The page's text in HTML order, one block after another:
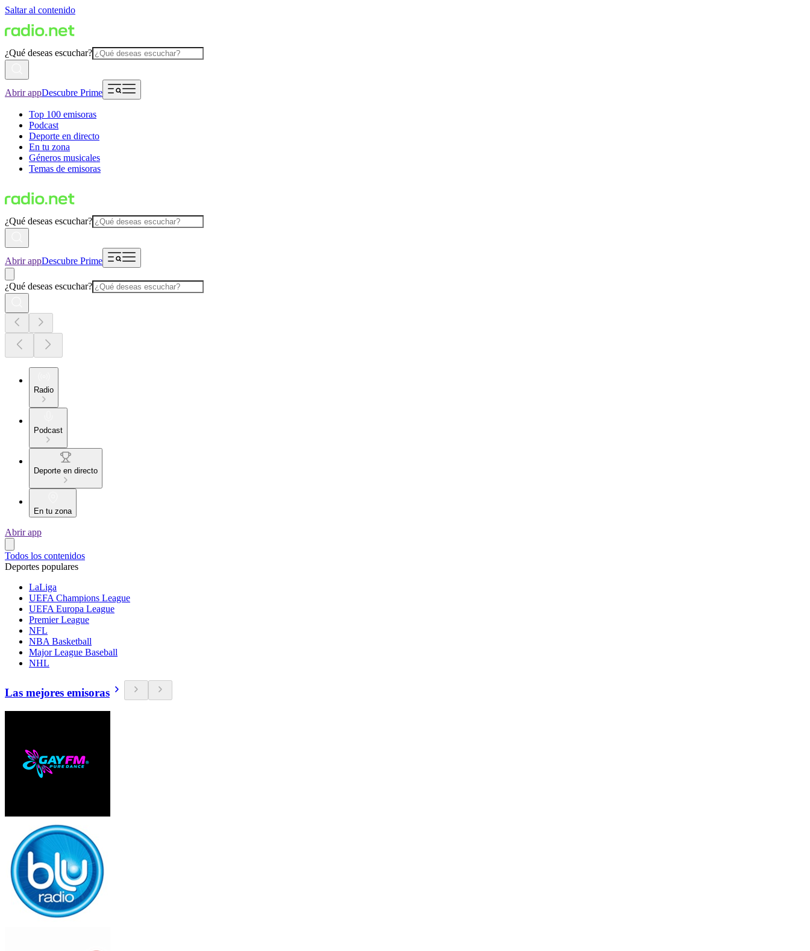
Saltar al contenido
¿Qué deseas escuchar?
Abrir appDescubre Prime
Top 100 emisoras
Podcast
Deporte en directo
En tu zona
Géneros musicales
Temas de emisoras
¿Qué deseas escuchar?
Abrir appDescubre Prime
¿Qué deseas escuchar?
Radio
Podcast
Deporte en directo
En tu zona
Abrir app
Todos los contenidos
Deportes populares
LaLiga
UEFA Champions League
UEFA Europa League
Premier League
NFL
NBA Basketball
Major League Baseball
NHL
Las mejores emisoras